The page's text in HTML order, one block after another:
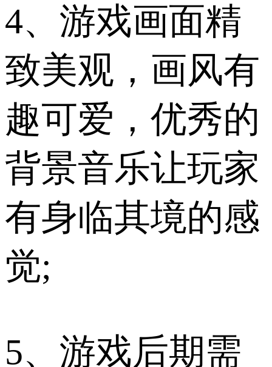
4、游戏画面精
致美观，画风有
趣可爱，优秀的
背景音乐让玩家
有身临其境的感
觉;
5、游戏后期需